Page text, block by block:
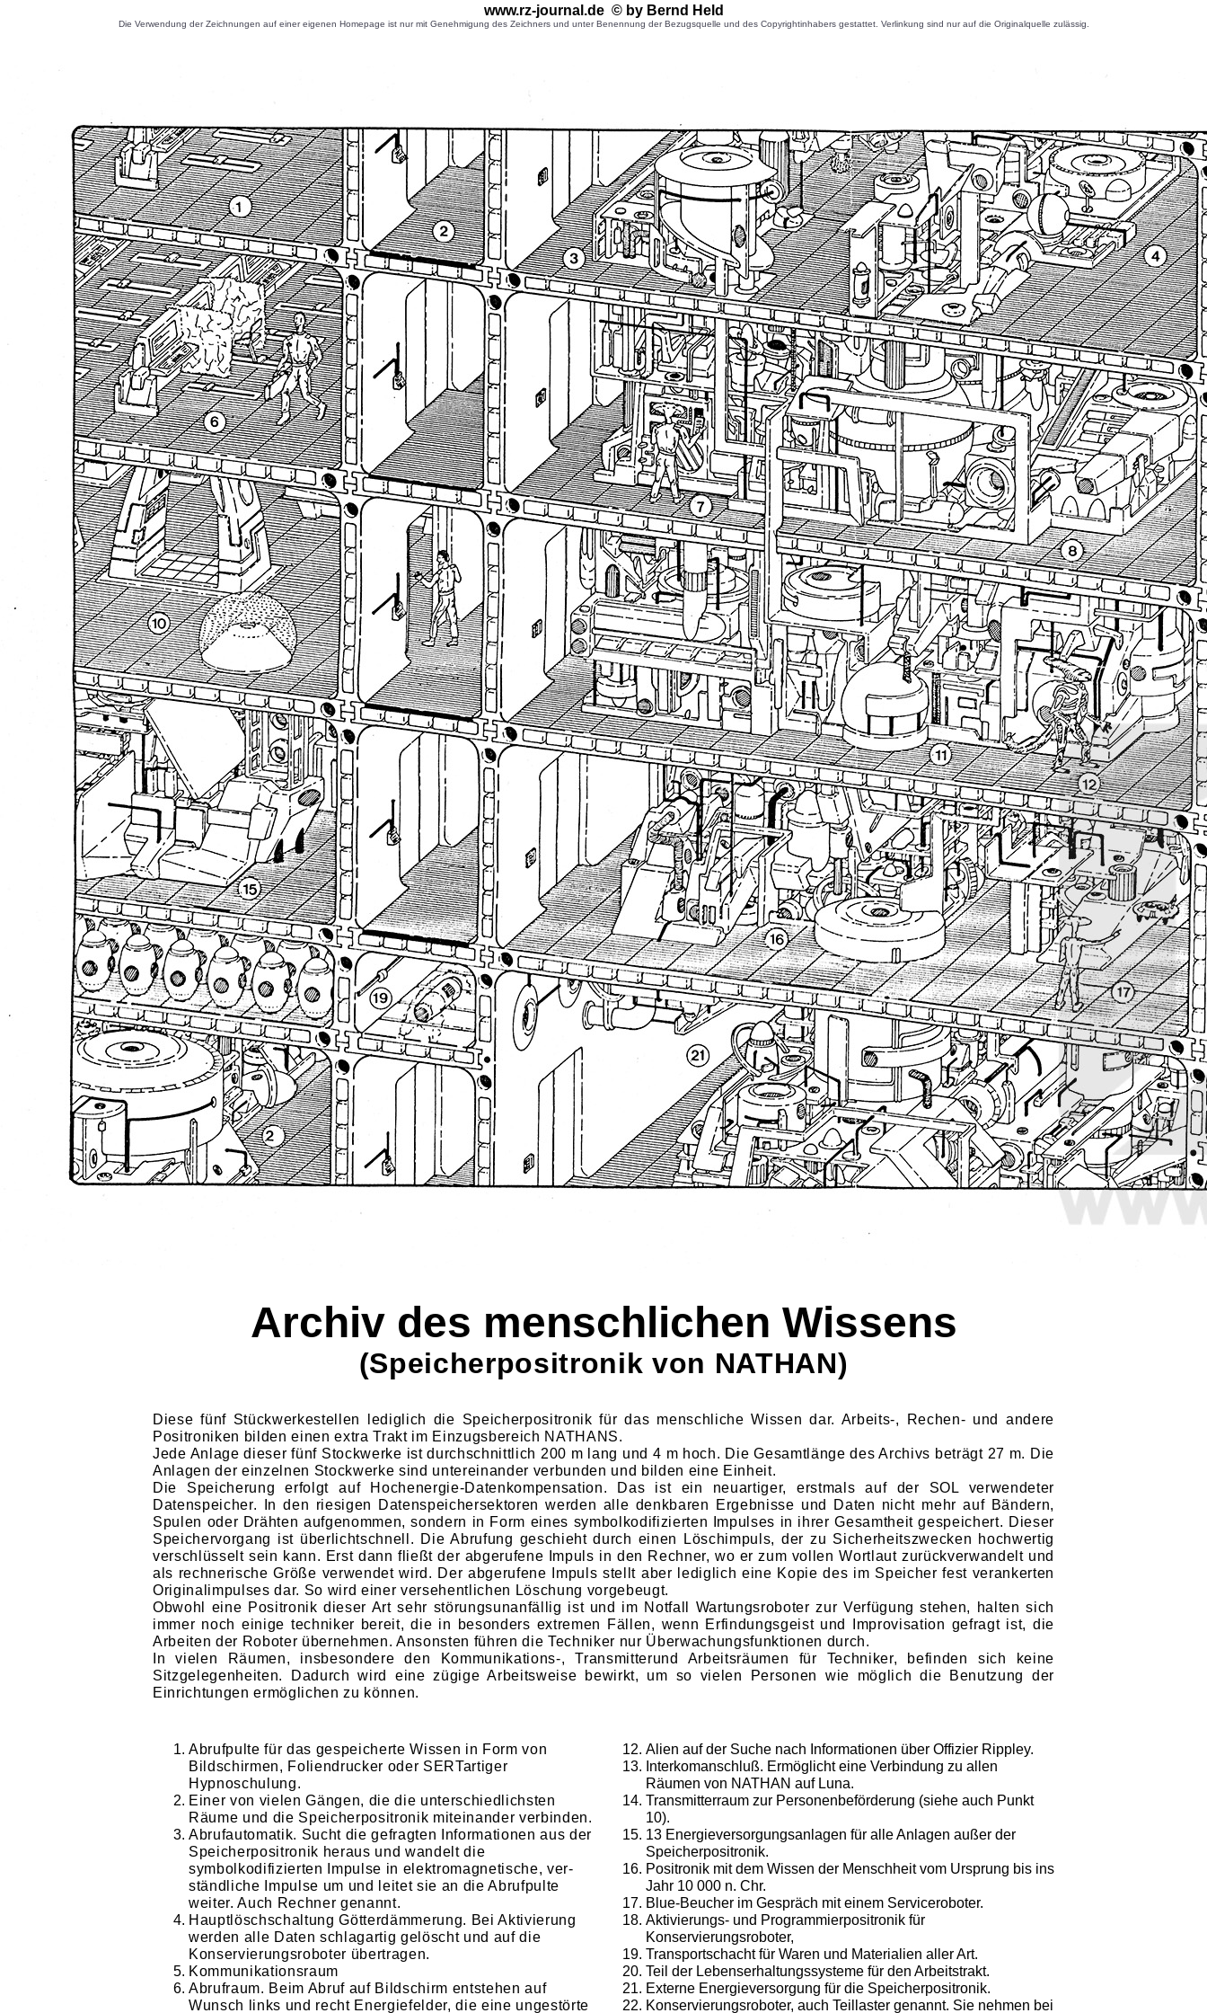
www.rz-journal.de © by Bernd Held
Die Verwendung der Zeichnungen auf einer eigenen Homepage ist nur mit Genehmigung des Zeichners und unter Benennung der Bezugsquelle und des Copyrightinhabers gestattet. Verlinkung sind nur auf die Originalquelle zulässig.
Archiv des menschlichen Wissens
(Speicherpositronik von NATHAN)
Diese fünf Stückwerkestellen lediglich die Speicherpositronik für das menschliche Wissen dar. Arbeits-, Rechen- und andere
Positroniken bilden einen extra Trakt im Einzugsbereich NATHANS.
Jede Anlage dieser fünf Stockwerke ist durchschnittlich 200 m lang und 4 m hoch. Die Gesamtlänge des Archivs beträgt 27 m. Die
Anlagen der einzelnen Stockwerke sind untereinander verbunden und bilden eine Einheit.
Die Speicherung erfolgt auf Hochenergie-Datenkompensation. Das ist ein neuartiger, erstmals auf der SOL verwendeter
Datenspeicher. In den riesigen Datenspeichersektoren werden alle denkbaren Ergebnisse und Daten nicht mehr auf Bändern,
Spulen oder Drähten aufgenommen, sondern in Form eines symbolkodifizierten Impulses in ihrer Gesamt­heit gespeichert. Dieser
Speichervorgang ist überlichtschnell. Die Abrufung geschieht durch einen Löschimpuls, der zu Sicherheitszweck­en hochwertig
verschlüsselt sein kann. Erst dann fließt der abgeru­fene Impuls in den Rechner, wo er zum vollen Wortlaut zurückverwan­delt und
als rechnerische Größe verwendet wird. Der abgerufene Im­puls stellt aber lediglich eine Kopie des im Speicher fest veranker­ten
Originalimpulses dar. So wird einer versehentlichen Löschung vorgebeugt.
Obwohl eine Positronik dieser Art sehr störungsunanfällig ist und im Notfall Wartungsroboter zur Verfügung stehen, halten sich
immer noch einige techniker bereit, die in besonders extremen Fällen, wenn Erfindungsgeist und Improvisation gefragt ist, die
Arbeiten der Roboter übernehmen. Ansonsten führen die Techniker nur Über­wachungsfunktionen durch.
In vielen Räumen, insbesondere den Kommunikations-, Transmitter­und Arbeitsräumen für Techniker, befinden sich keine
Sitzgelegen­heiten. Dadurch wird eine zügige Arbeitsweise bewirkt, um so vielen Personen wie möglich die Benutzung der
Einrichtungen ermöglichen zu können.
Abrufpulte für das gespeicherte Wissen in Form von
Bildschirmen, Foliendrucker oder SERTartiger
Hypnoschulung.
Einer von vielen Gängen, die die unterschiedlichsten
Räume und die Speicher­positronik miteinander verbinden.
Abrufautomatik. Sucht die gefragten Informationen aus der
Speicherpositronik heraus und wandelt die
symbolkodifizierten Impulse in elektromagnetische, ver­
ständliche Impulse um und leitet sie an die Abrufpulte
weiter. Auch Rechner genannt.
Hauptlöschschaltung Götterdämmerung. Bei Aktivierung
werden alle Daten schlag­artig gelöscht und auf die
Konservierungsroboter übertragen.
Kommunikationsraum
Abrufraum. Beim Abruf auf Bildschirm entstehen auf
Wunsch links und recht Ener­giefelder, die eine ungestörte
Alien auf der Suche nach Informationen über Offizier Rippley.
Interkomanschluß. Ermöglicht eine Verbindung zu allen
Räumen von NATHAN auf Luna.
Transmitterraum zur Personenbeförderung (siehe auch Punkt
10).
13 Energieversorgungsanlagen für alle Anlagen außer der
Speicherpositronik.
Positronik mit dem Wissen der Menschheit vom Ursprung bis ins
Jahr 10 000 n. Chr.
Blue-Beucher im Gespräch mit einem Serviceroboter.
Aktivierungs- und Programmierpositronik für
Konservierungsroboter,
Transportschacht für Waren und Materialien aller Art.
Teil der Lebenserhaltungssysteme für den Arbeitstrakt.
Externe Energieversorgung für die Speicherpositronik.
Konservierungsroboter, auch Teillaster genannt. Sie nehmen bei